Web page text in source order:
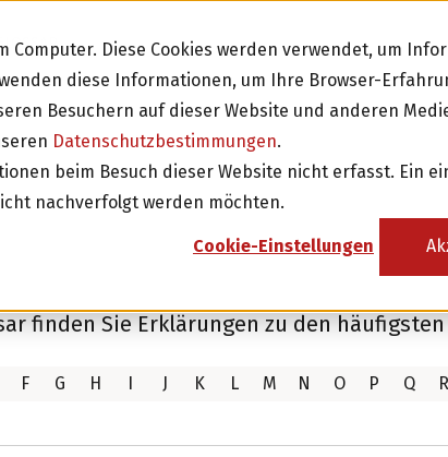
Computer. Diese Cookies werden verwendet, um
diese Informationen, um Ihre Browser-
Besuchern auf dieser Website und anderen
Datenschutzbestimmungen.
beim Besuch dieser Website nicht erfasst. Ein
nachverfolgt werden möchten.
Cookie-Einstellungen
Investieren
Investition in Schweizer Unternehmen
Attraktive Renditen mit monatlichen
Rückzahlungen
finden Sie Erklärungen zu den
F G H I J K L M N O P Q R